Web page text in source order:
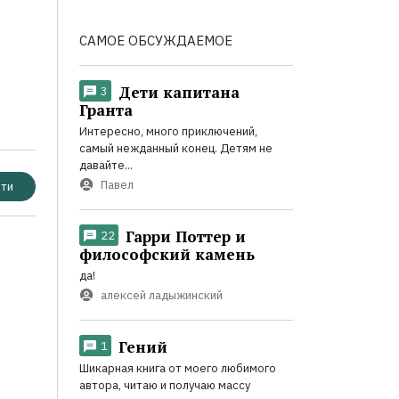
САМОЕ ОБСУЖДАЕМОЕ
3
Дети капитана
Гранта
Интересно, много приключений,
самый нежданный конец. Детям не
давайте...
Павел
22
Гарри Поттер и
философский камень
да!
алексей ладыжинский
1 Гений
Шикарная книга от моего любимого
автора, читаю и получаю массу